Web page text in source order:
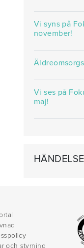
Vi syns på
november!
Vi ses på
maj!
och styrning